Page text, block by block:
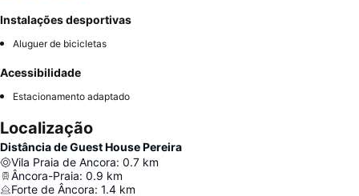
Instalações desportivas
Aluguer de bicicletas
Acessibilidade
Estacionamento adaptado
Localização
Distância de Guest House Pereira
Vila Praia de Ancora: 0.7 km
Âncora-Praia: 0.9 km
Forte de Âncora: 1.4 km